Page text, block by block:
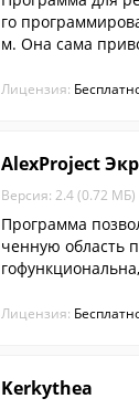
го
м. Она сама
ое решение с
Лицензия:
AlexProject
Версия: 2.4 (0.72 МБ)
Программа
ченную область
Лицензия:
Kerkythea